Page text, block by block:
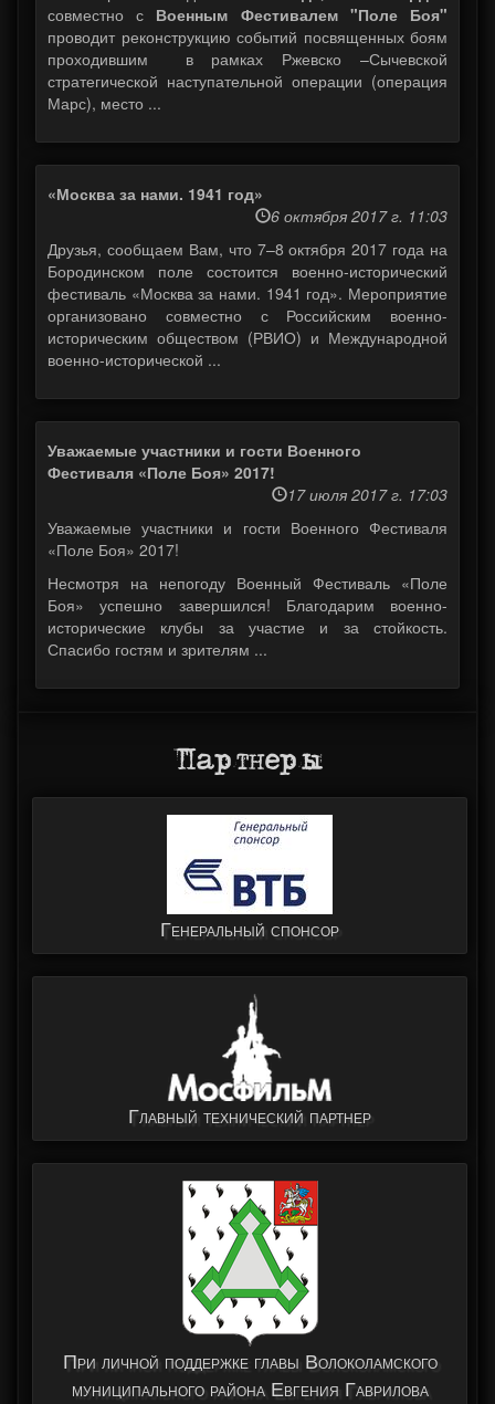
совместно с Военным Фестивалем "Поле Боя"
проводит реконструкцию событий посвященных боям
проходившим в рамках Ржевско –Сычевской
стратегической наступательной операции (операция
Марс), место ...
«Москва за нами. 1941 год»
6 октября 2017 г. 11:03
Друзья, сообщаем Вам, что 7–8 октября 2017 года на
Бородинском поле состоится военно-исторический
фестиваль «Москва за нами. 1941 год». Мероприятие
организовано совместно с Российским военно-
историческим обществом (РВИО) и Международной
военно-исторической ...
Уважаемые участники и гости Военного
Фестиваля «Поле Боя» 2017!
17 июля 2017 г. 17:03
Уважаемые участники и гости Военного Фестиваля
«Поле Боя» 2017!
Несмотря на непогоду Военный Фестиваль «Поле
Боя» успешно завершился! Благодарим военно-
исторические клубы за участие и за стойкость.
Спасибо гостям и зрителям ...
Партнеры
Генеральный спонсор
Главный технический партнер
При личной поддержке главы Волоколамского
муниципального района Евгения Гаврилова